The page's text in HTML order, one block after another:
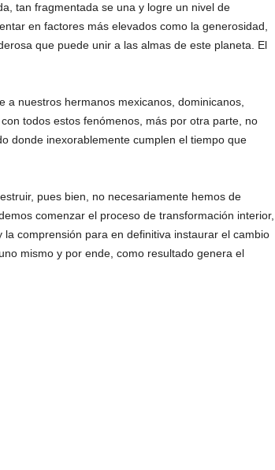
tan fragmentada se una y logre un nivel de
en factores más elevados como la generosidad,
que puede unir a las almas de este planeta. El
nuestros hermanos mexicanos, dominicanos,
todos estos fenómenos, más por otra parte, no
donde inexorablemente cumplen el tiempo que
pues bien, no necesariamente hemos de
comenzar el proceso de transformación interior,
comprensión para en definitiva instaurar el cambio
mismo y por ende, como resultado genera el